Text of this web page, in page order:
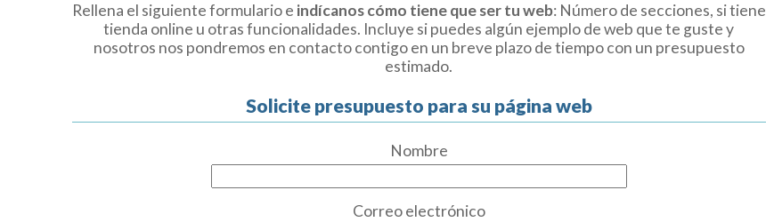
Rellena el siguiente formulario e indícanos cómo tiene que ser tu web: Número de secciones, si tiene
tienda online u otras funcionalidades. Incluye si puedes algún ejemplo de web que te guste y
nosotros nos pondremos en contacto contigo en un breve plazo de tiempo con un presupuesto
estimado.
Solicite presupuesto para su página web
Nombre
Correo electrónico